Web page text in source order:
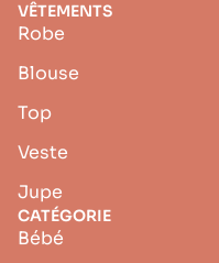
VÊTEMENTS
Robe
Blouse
Top
Veste
Jupe
CATÉGORIE
Bébé